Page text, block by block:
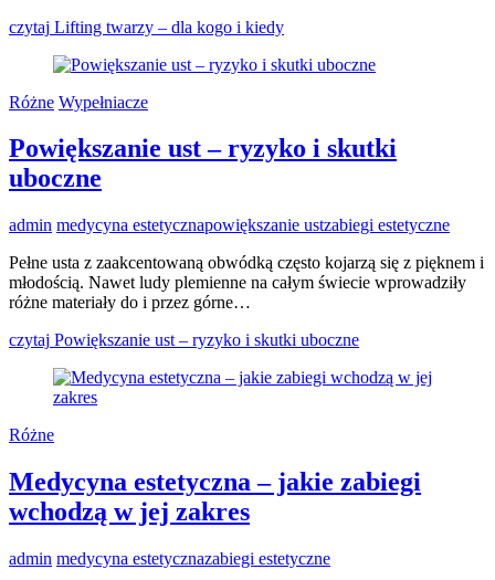
czytaj Lifting twarzy – dla kogo i kiedy
Różne Wypełniacze
Powiększanie ust – ryzyko i skutki
uboczne
admin medycyna estetycznapowiększanie ustzabiegi estetyczne
Pełne usta z zaakcentowaną obwódką często kojarzą się z pięknem i
młodością. Nawet ludy plemienne na całym świecie wprowadziły
różne materiały do ​​i przez górne…
czytaj Powiększanie ust – ryzyko i skutki uboczne
Różne
Medycyna estetyczna – jakie zabiegi
wchodzą w jej zakres
admin medycyna estetycznazabiegi estetyczne